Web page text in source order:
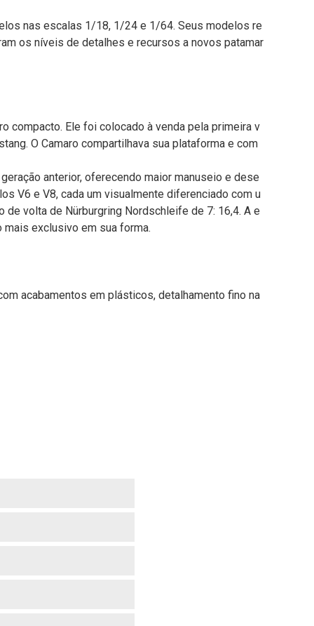
nas escalas 1/18, 1/24 e 1/64. Seus modelos re
os níveis de detalhes e recursos a novos patamar
compacto. Ele foi colocado à venda pela primeira v
O Camaro compartilhava sua plataforma e com
anterior, oferecendo maior manuseio e dese
V6 e V8, cada um visualmente diferenciado com u
volta de Nürburgring Nordschleife de 7: 16,4. A e
exclusivo em sua forma.
acabamentos em plásticos, detalhamento fino na